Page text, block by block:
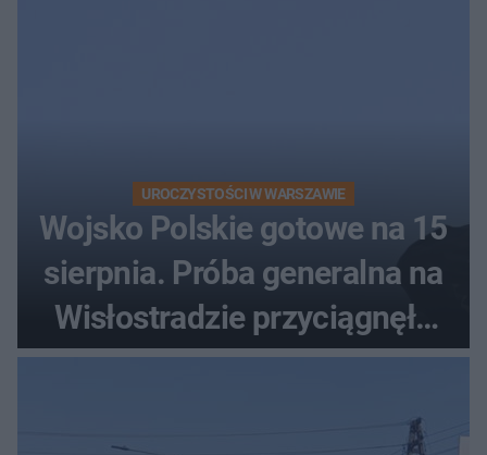
UROCZYSTOŚCI W WARSZAWIE
Wojsko Polskie gotowe na 15
sierpnia. Próba generalna na
Wisłostradzie przyciągnęła
tłumy